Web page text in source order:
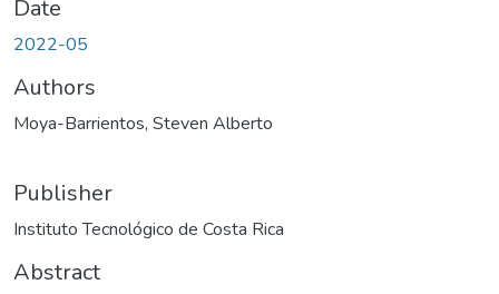
Date
2022-05
Authors
Moya-Barrientos, Steven Alberto
Publisher
Instituto Tecnológico de Costa Rica
Abstract